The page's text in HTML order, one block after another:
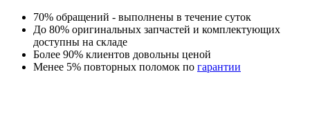
70% обращений - выполнены в течение суток
До 80% оригинальных запчастей и комплектующих
доступны на складе
Более 90% клиентов довольны ценой
Менее 5% повторных поломок по гарантии